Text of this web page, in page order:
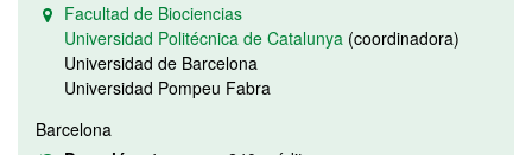
Facultad de Biociencias
Universidad Politécnica de Catalunya (coordinadora)
Universidad de Barcelona
Universidad Pompeu Fabra
Barcelona